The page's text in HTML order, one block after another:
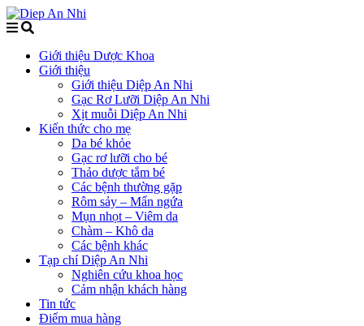
Giới thiệu Dược Khoa
Giới thiệu
Giới thiệu Diệp An Nhi
Gạc Rơ Lưỡi Diệp An Nhi
Xịt muỗi Diệp An Nhi
Kiến thức cho mẹ
Da bé khỏe
Gạc rơ lưỡi cho bé
Thảo dược tắm bé
Các bệnh thường gặp
Rôm sảy – Mẩn ngứa
Mụn nhọt – Viêm da
Chàm – Khô da
Các bệnh khác
Tạp chí Diệp An Nhi
Nghiên cứu khoa học
Cảm nhận khách hàng
Tin tức
Điểm mua hàng